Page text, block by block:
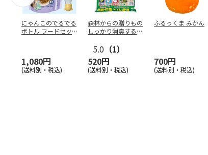
にゃんこのでるでる
ボトル フードセッ
1,080円
(送料別・税込)
森林からの贈りもの
しっかり消臭するひ
5.0 （1）
520円
(送料別・税込)
ふるっくま みかん
700円
(送料別・税込)